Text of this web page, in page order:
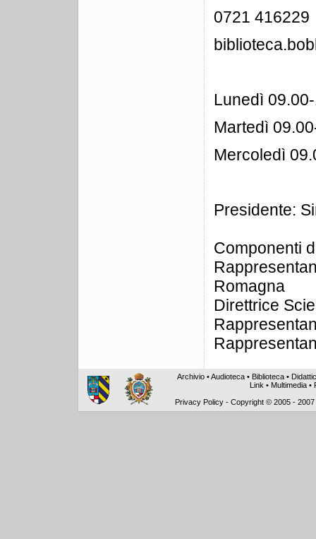
0721 416229
Lunedì
Martedì
Mercoledì
Presidente:
Componenti
Romagna
Direttrice
Archivio •Audioteca • Biblioteca •
Link • Multimedia •
Privacy Policy -Copyright © 2005 -